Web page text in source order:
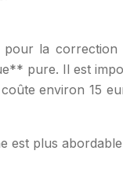
la correction
pure. Il est
environ 15
est plus